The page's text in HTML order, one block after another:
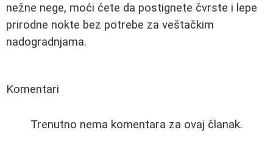
nežne nege, moći ćete da postignete čvrste i lepe
prirodne nokte bez potrebe za veštačkim
nadogradnjama.
Komentari
Trenutno nema komentara za ovaj članak.